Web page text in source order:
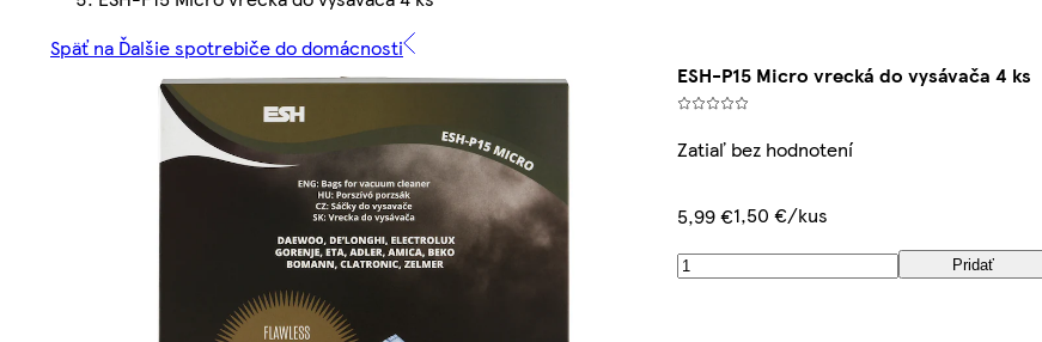
Späť na Ďalšie spotrebiče do domácnosti
ESH-P15 Micro vrecká do vysávača 4 ks
Zatiaľ bez hodnotení
5,99 €1,50 €/kus
Pridať